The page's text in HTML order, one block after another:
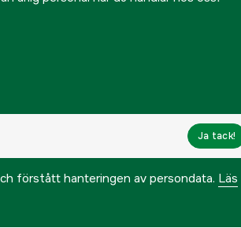
Ja tack!
förstått hanteringen av persondata. Läs